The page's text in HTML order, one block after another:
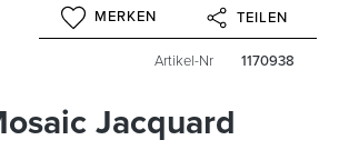
MERKEN TEILEN
Artikel-Nr 1170938
Jacquard